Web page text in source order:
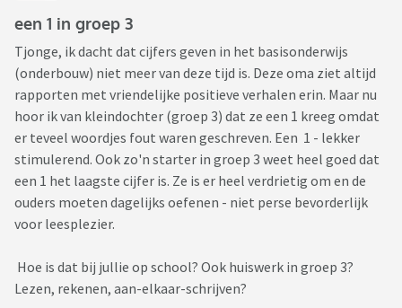
een 1 in groep 3
Tjonge, ik dacht dat cijfers geven in het basisonderwijs
(onderbouw) niet meer van deze tijd is. Deze oma ziet altijd
rapporten met vriendelijke positieve verhalen erin. Maar nu
hoor ik van kleindochter (groep 3) dat ze een 1 kreeg omdat
er teveel woordjes fout waren geschreven. Een 1 - lekker
stimulerend. Ook zo'n starter in groep 3 weet heel goed dat
een 1 het laagste cijfer is. Ze is er heel verdrietig om en de
ouders moeten dagelijks oefenen - niet perse bevorderlijk
voor leesplezier.
Hoe is dat bij jullie op school? Ook huiswerk in groep 3?
Lezen, rekenen, aan-elkaar-schrijven?